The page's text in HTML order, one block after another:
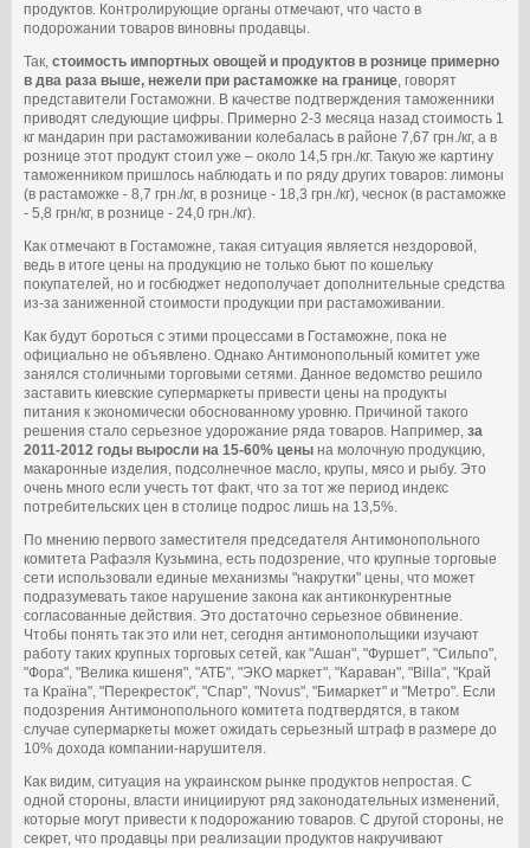
продуктов. Контролирующие органы отмечают, что часто в
подорожании товаров виновны продавцы.
Так, стоимость импортных овощей и продуктов в рознице примерно
в два раза выше, нежели при растаможке на границе, говорят
представители Гостаможни. В качестве подтверждения таможенники
приводят следующие цифры. Примерно 2-3 месяца назад стоимость 1
кг мандарин при растаможивании колебалась в районе 7,67 грн./кг, а в
рознице этот продукт стоил уже – около 14,5 грн./кг. Такую же картину
таможенником пришлось наблюдать и по ряду других товаров: лимоны
(в растаможке - 8,7 грн./кг, в рознице - 18,3 грн./кг), чеснок (в растаможке
- 5,8 грн/кг, в рознице - 24,0 грн./кг).
Как отмечают в Гостаможне, такая ситуация является нездоровой,
ведь в итоге цены на продукцию не только бьют по кошельку
покупателей, но и госбюджет недополучает дополнительные средства
из-за заниженной стоимости продукции при растаможивании.
Как будут бороться с этими процессами в Гостаможне, пока не
официально не объявлено. Однако Антимонопольный комитет уже
занялся столичными торговыми сетями. Данное ведомство решило
заставить киевские супермаркеты привести цены на продукты
питания к экономически обоснованному уровню. Причиной такого
решения стало серьезное удорожание ряда товаров. Например, за
2011-2012 годы выросли на 15-60% цены на молочную продукцию,
макаронные изделия, подсолнечное масло, крупы, мясо и рыбу. Это
очень много если учесть тот факт, что за тот же период индекс
потребительских цен в столице подрос лишь на 13,5%.
По мнению первого заместителя председателя Антимонопольного
комитета Рафаэля Кузьмина, есть подозрение, что крупные торговые
сети использовали единые механизмы "накрутки" цены, что может
подразумевать такое нарушение закона как антиконкурентные
согласованные действия. Это достаточно серьезное обвинение.
Чтобы понять так это или нет, сегодня антимонопольщики изучают
работу таких крупных торговых сетей, как "Ашан", "Фуршет", "Сильпо",
"Фора", "Велика кишеня", "АТБ", "ЭКО маркет", "Караван", "Billa", "Край
та Країна", "Перекресток", "Спар", "Novus", "Бимаркет" и "Метро". Если
подозрения Антимонопольного комитета подтвердятся, в таком
случае супермаркеты может ожидать серьезный штраф в размере до
10% дохода компании-нарушителя.
Как видим, ситуация на украинском рынке продуктов непростая. С
одной стороны, власти инициируют ряд законодательных изменений,
которые могут привести к подорожанию товаров. С другой стороны, не
секрет, что продавцы при реализации продуктов накручивают